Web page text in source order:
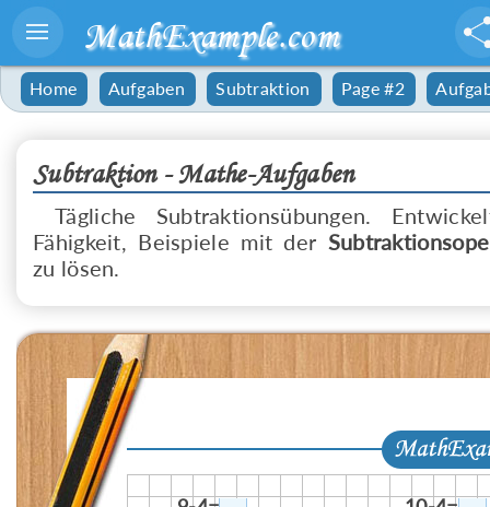
MathExample.com
Home Aufgaben Subtraktion Page #2
Subtraktion - Mathe-Aufgaben
Tägliche Subtraktionsübungen.
Fähigkeit, Beispiele mit der
zu lösen.